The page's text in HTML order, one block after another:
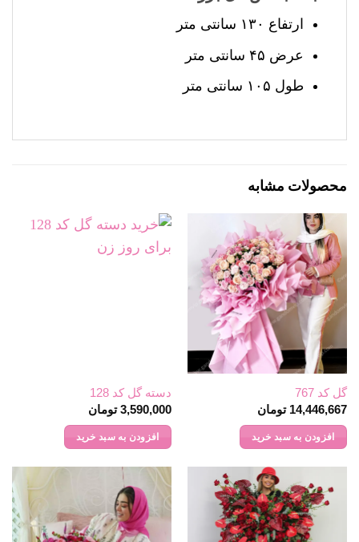
ارتفاع ۱۳۰ سانتی متر
عرض ۴۵ سانتی متر
طول ۱۰۵ سانتی متر
محصولات مشابه
گل کد 767
14,446,667 تومان
افزودن به سبد خرید
دسته گل کد 128
3,590,000 تومان
افزودن به سبد خرید